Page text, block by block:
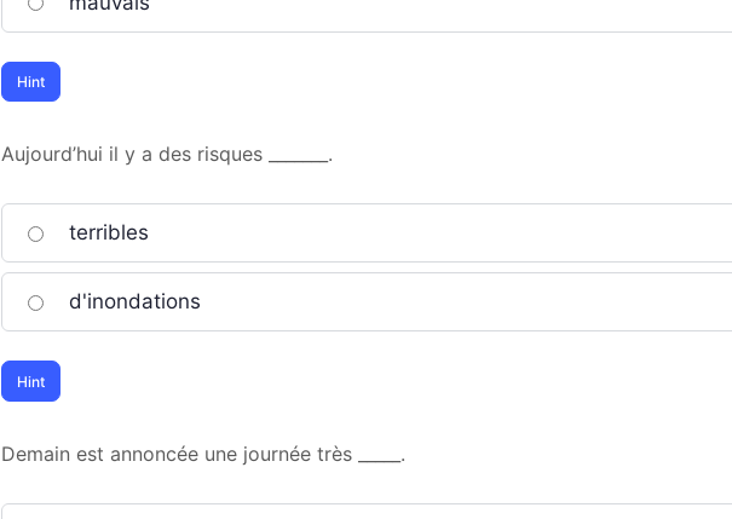
Aujourd’hui il y a des risques _______.
terribles
d'inondations
Demain est annoncée une journée très _____.